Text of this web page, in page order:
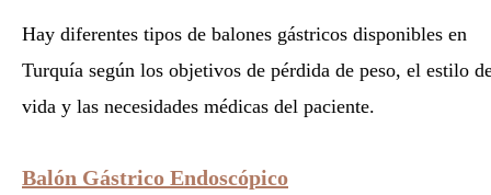
Hay diferentes tipos de balones gástricos disponibles en
Turquía según los objetivos de pérdida de peso, el estilo
vida y las necesidades médicas del paciente.
Balón Gástrico Endoscópico